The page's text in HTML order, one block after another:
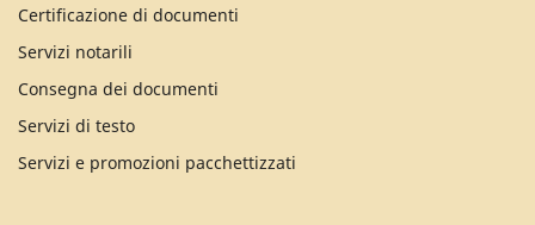
Certificazione di documenti
Servizi notarili
Consegna dei documenti
Servizi di testo
Servizi e promozioni pacchettizzati